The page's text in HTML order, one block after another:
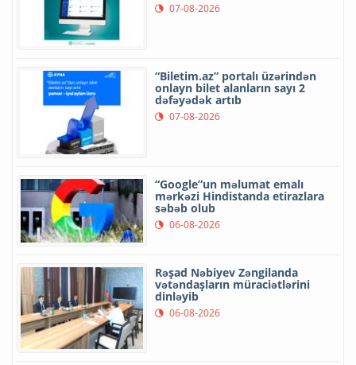
07-08-2026
“Biletim.az” portalı üzərindən
onlayn bilet alanların sayı 2
dəfəyədək artıb
07-08-2026
“Google”un məlumat emalı
mərkəzi Hindistanda etirazlara
səbəb olub
06-08-2026
Rəşad Nəbiyev Zəngilanda
vətəndaşların müraciətlərini
dinləyib
06-08-2026